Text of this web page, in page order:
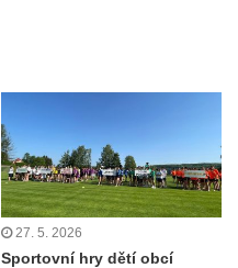
27. 5. 2026
Sportovní hry dětí obcí